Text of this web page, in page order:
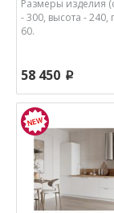
Размеры изделия
- 300, высота - 240,
60.
58 450 p